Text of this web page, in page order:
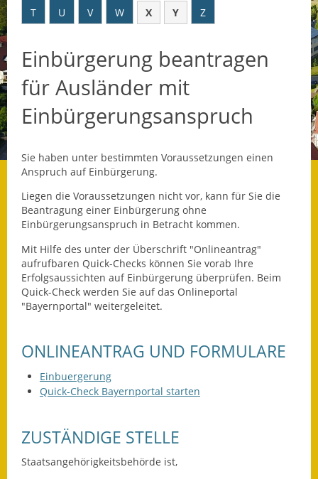
Datenschutz
Datenschutz im
Steueramt
Geschichte und
Was die Alten noch
wussten!
Wagner-Werkstatt
Informationsbroschüre
Lärmaktionsplan
Infos in Leichter Sprache
Notfallplanung
T
U V W X Y Z
Einbürgerung beantragen
für Ausländer mit
Einbürgerungsanspruch
Sie haben unter bestimmten Voraussetzungen einen
Anspruch auf Einbürgerung.
Liegen die Voraussetzungen nicht vor, kann für Sie die
Beantragung einer Einbürgerung ohne
Einbürgerungsanspruch in Betracht kommen.
Mit Hilfe des unter der Überschrift "Onlineantrag"
aufrufbaren Quick-Checks können Sie vorab Ihre
Erfolgsaussichten auf Einbürgerung überprüfen. Beim
Quick-Check werden Sie auf das Onlineportal
"Bayernportal" weitergeleitet.
ONLINEANTRAG UND FORMULARE
Einbuergerung
Quick-Check Bayernportal starten
ZUSTÄNDIGE STELLE
Staatsangehörigkeitsbehörde ist,